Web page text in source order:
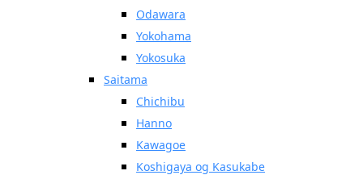
Odawara
Yokohama
Yokosuka
Saitama
Chichibu
Hanno
Kawagoe
Koshigaya og Kasukabe